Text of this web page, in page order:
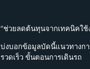
“ช่วยลดต้นทุนจากเทคนิคใช้
บ่งบอกข้อมูลบัดนี้แนวทางกา
รวดเร็ว ขั้นตอนการเดินรถ